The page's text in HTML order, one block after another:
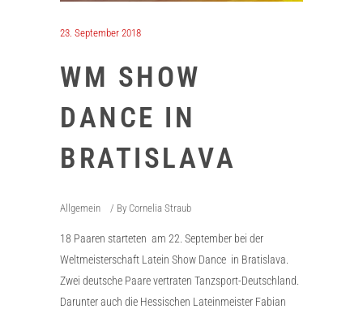
23. September 2018
WM SHOW
DANCE IN
BRATISLAVA
Allgemein By Cornelia Straub
18 Paaren starteten am 22. September bei der
Weltmeisterschaft Latein Show Dance in Bratislava.
Zwei deutsche Paare vertraten Tanzsport-Deutschland.
Darunter auch die Hessischen Lateinmeister Fabian